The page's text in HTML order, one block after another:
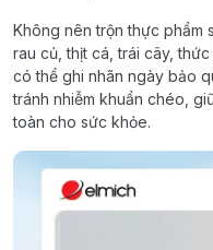
Không nên trộn thực phẩm
rau củ, thịt cá, trái cây,
có thể ghi nhãn ngày bảo
tránh nhiễm khuẩn chéo,
toàn cho sức khỏe.